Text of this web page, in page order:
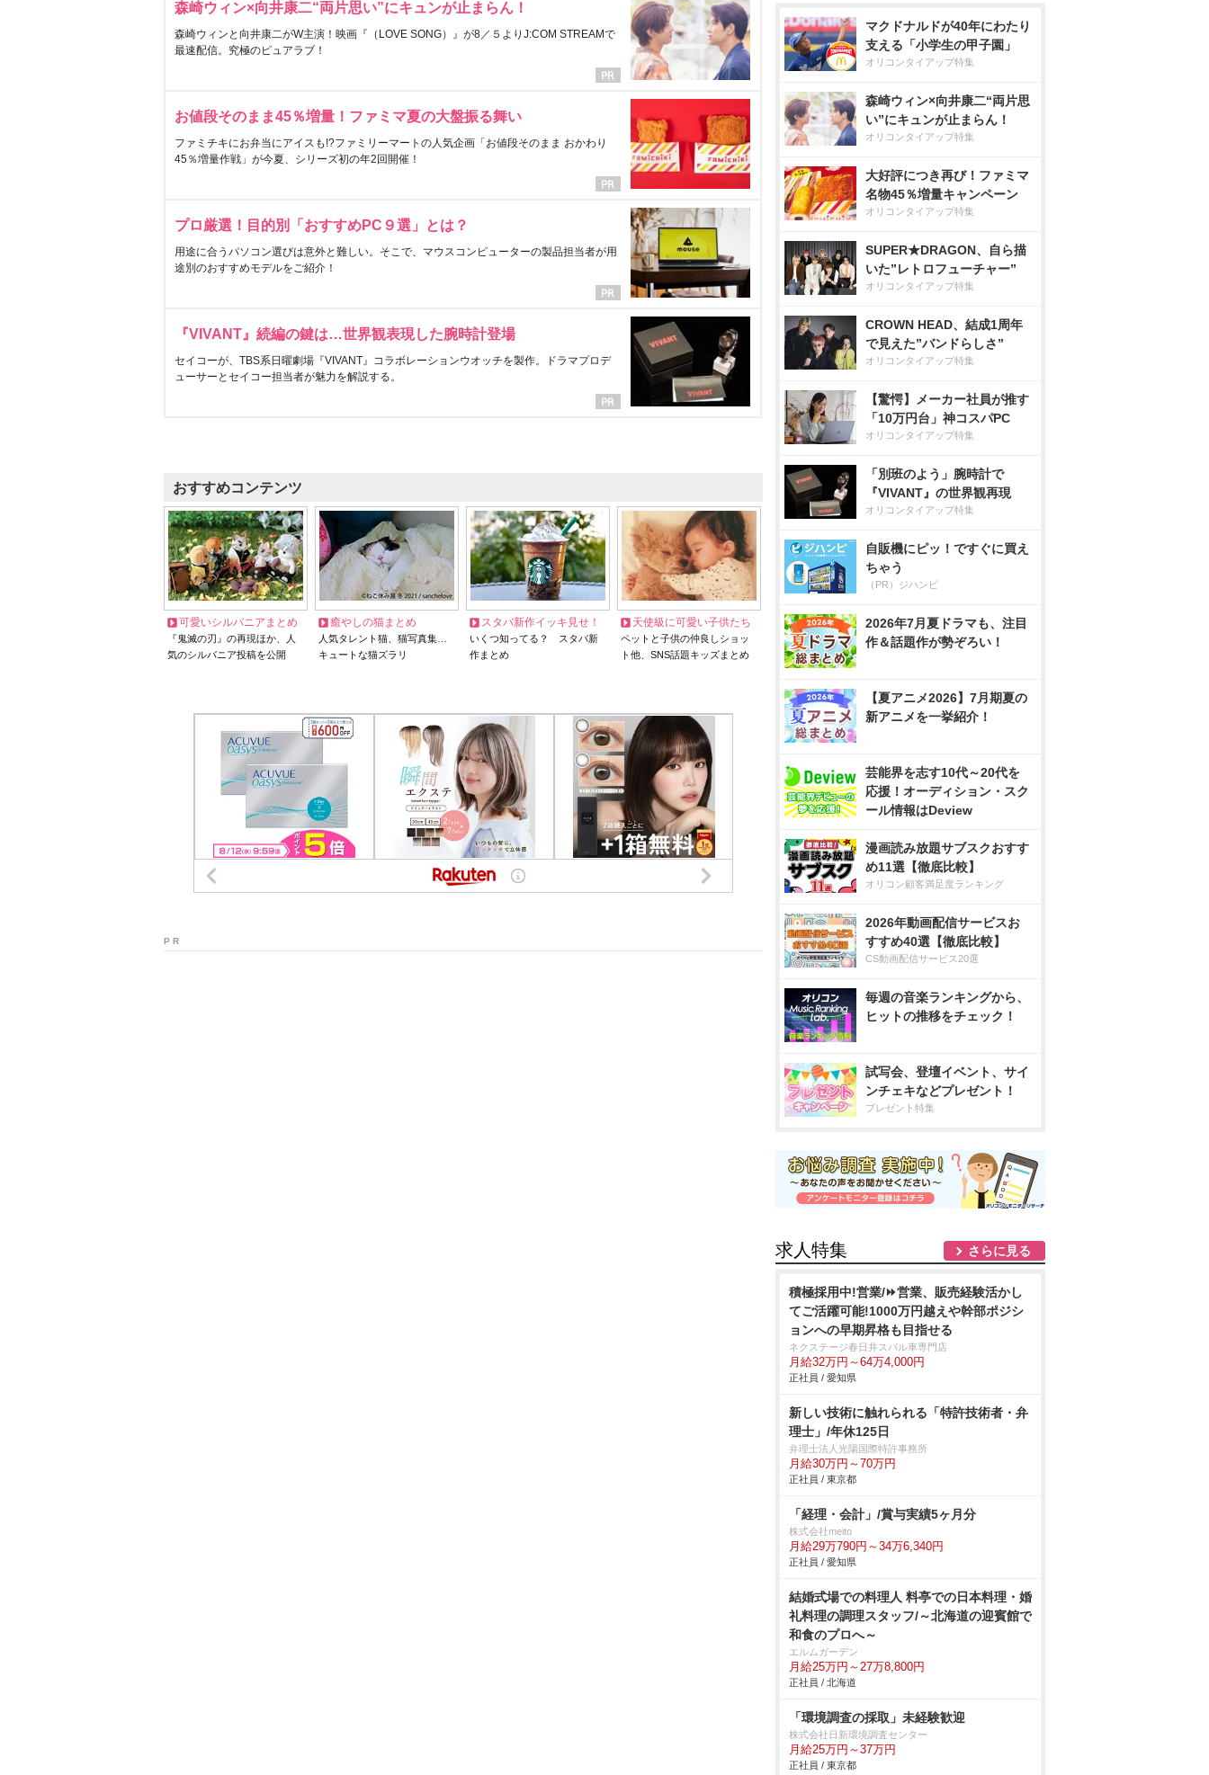
森崎ウィン×向井康二“両片思い”にキュンが止まらん！
森崎ウィンと向井康二がW主演！映画『（LOVE SONG）』が8／５よりJ:COM STREAMで
最速配信。究極のピュアラブ！
お値段そのまま45％増量！ファミマ夏の大盤振る舞い
ファミチキにお弁当にアイスも!?ファミリーマートの人気企画「お値段そのまま おかわり
45％増量作戦」が今夏、シリーズ初の年2回開催！
プロ厳選！目的別「おすすめPC９選」とは？
用途に合うパソコン選びは意外と難しい。そこで、マウスコンピューターの製品担当者が用
途別のおすすめモデルをご紹介！
『VIVANT』続編の鍵は…世界観表現した腕時計登場
セイコーが、TBS系日曜劇場『VIVANT』コラボレーションウオッチを製作。ドラマプロデ
ューサーとセイコー担当者が魅力を解説する。
おすすめコンテンツ
可愛いシルバニアまとめ
『鬼滅の刃』の再現ほか、人
気のシルバニア投稿を公開
癒やしの猫まとめ
人気タレント猫、猫写真集…
キュートな猫ズラリ
スタバ新作イッキ見せ！
いくつ知ってる？ スタバ新
作まとめ
天使級に可愛い子供たち
ペットと子供の仲良しショッ
ト他、SNS話題キッズまとめ
P R
マクドナルドが40年にわたり
支える「小学生の甲子園」
オリコンタイアップ特集
森崎ウィン×向井康二“両片思
い”にキュンが止まらん！
オリコンタイアップ特集
大好評につき再び！ファミマ
名物45％増量キャンペーン
オリコンタイアップ特集
SUPER★DRAGON、自ら描
いた”レトロフューチャー”
オリコンタイアップ特集
CROWN HEAD、結成1周年
で見えた”バンドらしさ”
オリコンタイアップ特集
【驚愕】メーカー社員が推す
「10万円台」神コスパPC
オリコンタイアップ特集
「別班のよう」腕時計で
『VIVANT』の世界観再現
オリコンタイアップ特集
自販機にピッ！ですぐに買え
ちゃう
（PR）ジハンピ
2026年7月夏ドラマも、注目
作＆話題作が勢ぞろい！
【夏アニメ2026】7月期夏の
新アニメを一挙紹介！
芸能界を志す10代～20代を
応援！オーディション・スク
ール情報はDeview
漫画読み放題サブスクおすす
め11選【徹底比較】
オリコン顧客満足度ランキング
2026年動画配信サービスお
すすめ40選【徹底比較】
CS動画配信サービス20選
毎週の音楽ランキングから、
ヒットの推移をチェック！
試写会、登壇イベント、サイ
ンチェキなどプレゼント！
プレゼント特集
求人特集 さらに見る
積極採用中!営業/⏩️営業、販売経験活かし
てご活躍可能!1000万円越えや幹部ポジシ
ョンへの早期昇格も目指せる
ネクステージ春日井スバル車専門店
月給32万円～64万4,000円
正社員 / 愛知県
新しい技術に触れられる「特許技術者・弁
理士」/年休125日
弁理士法人光陽国際特許事務所
月給30万円～70万円
正社員 / 東京都
「経理・会計」/賞与実績5ヶ月分
株式会社meito
月給29万790円～34万6,340円
正社員 / 愛知県
結婚式場での料理人 料亭での日本料理・婚
礼料理の調理スタッフ/～北海道の迎賓館で
和食のプロへ～
エルムガーデン
月給25万円～27万8,800円
正社員 / 北海道
「環境調査の採取」未経験歓迎
株式会社日新環境調査センター
月給25万円～37万円
正社員 / 東京都